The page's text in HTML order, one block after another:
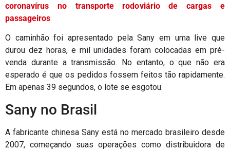
coronavírus no transporte rodoviário de cargas e
passageiros
O caminhão foi apresentado pela Sany em uma live que
durou dez horas, e mil unidades foram colocadas em pré-
venda durante a transmissão. No entanto, o que não era
esperado é que os pedidos fossem feitos tão rapidamente.
Em apenas 39 segundos, o lote se esgotou.
Sany no Brasil
A fabricante chinesa Sany está no mercado brasileiro desde
2007, começando suas operações como distribuidora de